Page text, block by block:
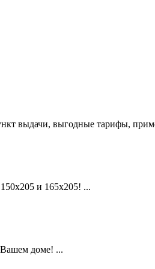
выдачи, выгодные тарифы,
и 165х205! ...
доме! ...